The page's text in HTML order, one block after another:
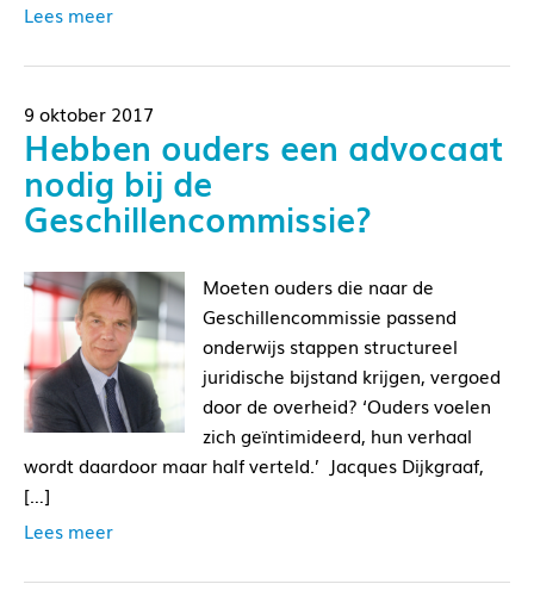
Lees meer
9 oktober 2017
Hebben ouders een advocaat
nodig bij de
Geschillencommissie?
Moeten ouders die naar de
Geschillencommissie passend
onderwijs stappen structureel
juridische bijstand krijgen, vergoed
door de overheid? ‘Ouders voelen
zich geïntimideerd, hun verhaal
wordt daardoor maar half verteld.’ Jacques Dijkgraaf,
[…]
Lees meer